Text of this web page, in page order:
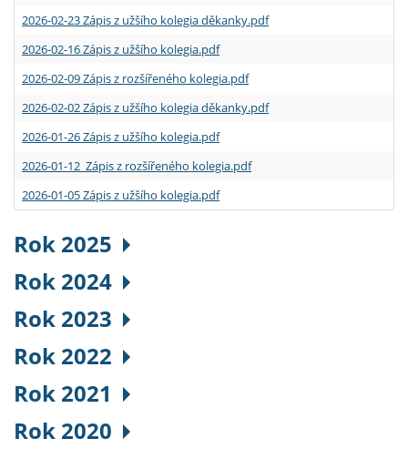
2026-02-23 Zápis z užšího kolegia děkanky.pdf
2026-02-16 Zápis z užšího kolegia.pdf
2026-02-09 Zápis z rozšířeného kolegia.pdf
2026-02-02 Zápis z užšího kolegia děkanky.pdf
2026-01-26 Zápis z užšího kolegia.pdf
2026-01-12 Zápis z rozšířeného kolegia.pdf
2026-01-05 Zápis z užšího kolegia.pdf
Rok 2025
Rok 2024
Rok 2023
Rok 2022
Rok 2021
Rok 2020